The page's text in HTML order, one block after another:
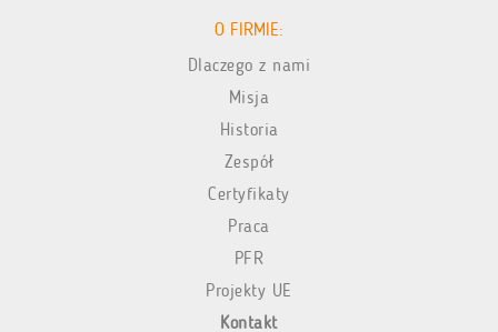
O FIRMIE:
Dlaczego z nami
Misja
Historia
Zespół
Certyfikaty
Praca
PFR
Projekty UE
Kontakt